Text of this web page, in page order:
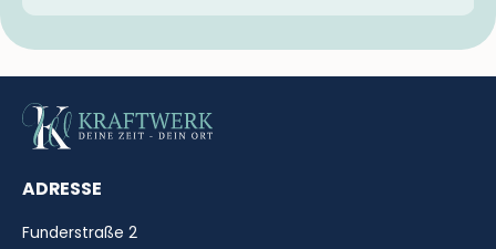
ADRESSE
Funderstraße 2